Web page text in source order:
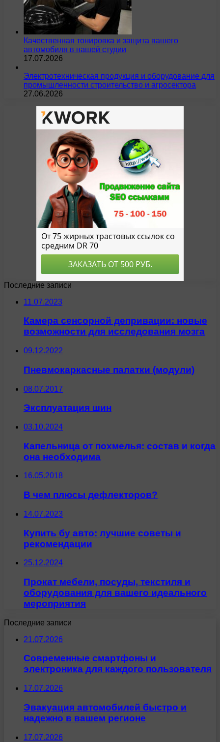
Качественная тонировка и защита вашего
автомобиля в нашей студии
17.07.2026
Электротехническая продукция и оборудование для
промышленности строительство и агросектора
27.06.2026
Последние записи
11.07.2023
Камера сенсорной депривации: новые
возможности для исследования мозга
09.12.2022
Пневмокаркасные палатки (модули)
08.07.2017
Эксплуатация шин
03.10.2024
Капельница от похмелья: состав и когда
она необходима
16.05.2018
В чем плюсы дефлекторов?
14.07.2023
Купить бу авто: лучшие советы и
рекомендации
25.12.2024
Прокат мебели, посуды, текстиля и
оборудования для вашего идеального
мероприятия
Последние записи
21.07.2026
Современные смартфоны и
электроника для каждого пользователя
17.07.2026
Эвакуация автомобилей быстро и
надежно в вашем регионе
17.07.2026